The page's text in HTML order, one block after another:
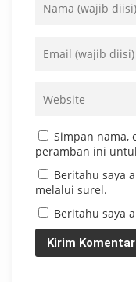
Simpan nama,
peramban ini
Beritahu saya
melalui surel.
Beritahu saya